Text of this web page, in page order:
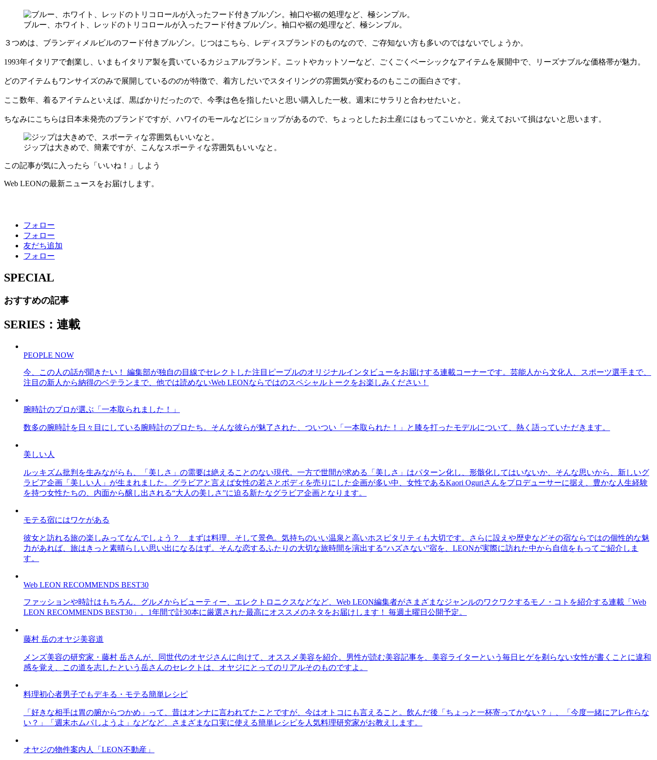
ブルー、ホワイト、レッドのトリコロールが入ったフード付きブルゾン。袖口や裾の処理など、極シンプル。
３つめは、ブランディメルビルのフード付きブルゾン。じつはこちら、レディスブランドのものなので、ご存知ない方も多いのではないでしょうか。
1993年イタリアで創業し、いまもイタリア製を貫いているカジュアルブランド。ニットやカットソーなど、ごくごくベーシックなアイテムを展開中で、リーズナブルな価格帯が魅力。
どのアイテムもワンサイズのみで展開しているののが特徴で、着方しだいでスタイリングの雰囲気が変わるのもここの面白さです。
ここ数年、着るアイテムといえば、黒ばかりだったので、今季は色を指したいと思い購入した一枚。週末にサラリと合わせたいと。
ちなみにこちらは日本未発売のブランドですが、ハワイのモールなどにショップがあるので、ちょっとしたお土産にはもってこいかと。覚えておいて損はないと思います。
ジップは大きめで、簡素ですが、こんなスポーティな雰囲気もいいなと。
この記事が気に入ったら「いいね！」しよう
Web LEONの最新ニュースをお届けします。
フォロー
フォロー
友だち追加
フォロー
SPECIAL
おすすめの記事
SERIES：連載
PEOPLE NOW
今、この人の話が聞きたい！ 編集部が独自の目線でセレクトした注目ピープルのオリジナルインタビューをお届けする連載コーナーです。芸能人から文化人、スポーツ選手まで、
注目の新人から納得のベテランまで、他では読めないWeb LEONならではのスペシャルトークをお楽しみください！
腕時計のプロが選ぶ「一本取られました！」
数多の腕時計を日々目にしている腕時計のプロたち。そんな彼らが魅了された、ついつい「一本取られた！」と膝を打ったモデルについて、熱く語っていただきます。
美しい人
ルッキズム批判を生みながらも、「美しさ」の需要は絶えることのない現代。一方で世間が求める「美しさ」はパターン化し、形骸化してはいないか、そんな思いから、新しいグ
ラビア企画「美しい人」が生まれました。グラビアと言えば女性の若さとボディを売りにした企画が多い中、女性であるKaori Oguriさんをプロデューサーに据え、豊かな人生経験
を持つ女性たちの、内面から醸し出される“大人の美しさ”に迫る新たなグラビア企画となります。
モテる宿にはワケがある
彼女と訪れる旅の楽しみってなんでしょう？ まずは料理、そして景色。気持ちのいい温泉と高いホスピタリティも大切です。さらに設えや歴史などその宿ならではの個性的な魅
力があれば、旅はきっと素晴らしい思い出になるはず。そんな恋するふたりの大切な旅時間を演出する“ハズさない”宿を、LEONが実際に訪れた中から自信をもってご紹介しま
す。
Web LEON RECOMMENDS BEST30
ファッションや時計はもちろん、グルメからビューティー、エレクトロニクスなどなど、Web LEON編集者がさまざまなジャンルのワクワクするモノ・コトを紹介する連載「Web
LEON RECOMMENDS BEST30」。1年間で計30本に厳選された最高にオススメのネタをお届けします！ 毎週土曜日公開予定。
藤村 岳のオヤジ美容道
メンズ美容の研究家・藤村 岳さんが、同世代のオヤジさんに向けて、オススメ美容を紹介。男性が読む美容記事を、美容ライターという毎日ヒゲを剃らない女性が書くことに違和
感を覚え、この道を志したという岳さんのセレクトは、オヤジにとってのリアルそのものですよ。
料理初心者男子でもデキる・モテる簡単レシピ
「好きな相手は胃の腑からつかめ」って、昔はオンナに言われてたことですが、今はオトコにも言えること。飲んだ後「ちょっと一杯寄ってかない？」、「今度一緒にアレ作らな
い？」「週末ホムパしようよ」などなど、さまざまな口実に使える簡単レシピを人気料理研究家がお教えします。
オヤジの物件案内人「LEON不動産」